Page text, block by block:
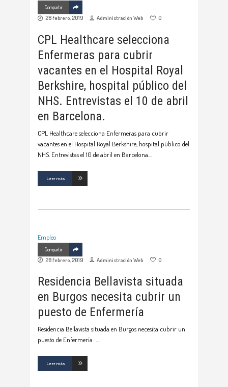
Compartir
28 febrero, 2019 Administración Web 0
CPL Healthcare selecciona
Enfermeras para cubrir
vacantes en el Hospital Royal
Berkshire, hospital público del
NHS. Entrevistas el 10 de abril
en Barcelona.
CPL Healthcare selecciona Enfermeras para cubrir
vacantes en el Hospital Royal Berkshire, hospital público del
NHS. Entrevistas el 10 de abril en Barcelona.
Leer más
Empleo
Compartir
28 febrero, 2019 Administración Web 0
Residencia Bellavista situada
en Burgos necesita cubrir un
puesto de Enfermería
Residencia Bellavista situada en Burgos necesita cubrir un
puesto de Enfermería
Leer más